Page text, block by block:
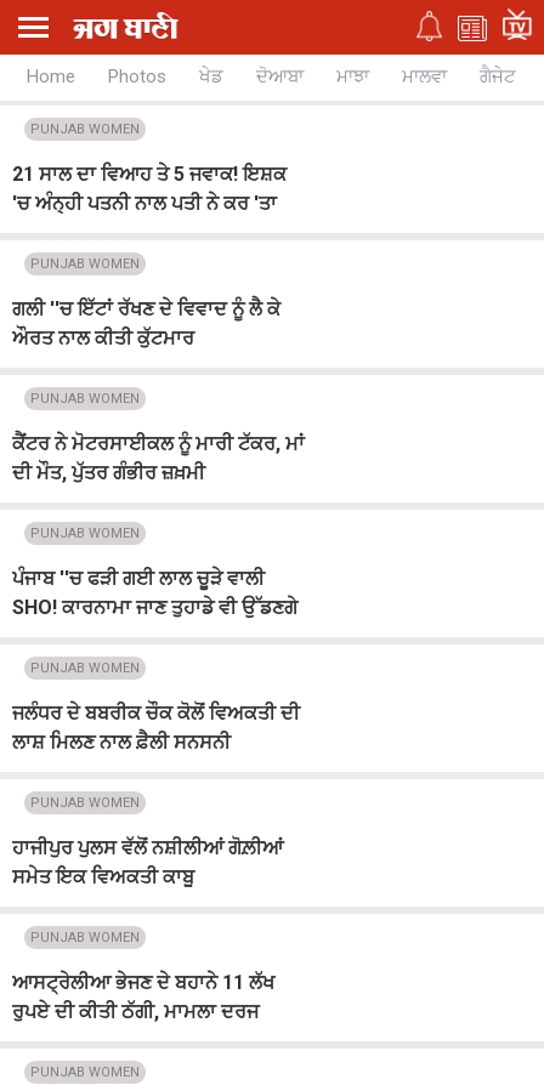
Home Photos ਖੇਡ ਦੋਆਬਾ ਮਾਝਾ ਮਾਲਵਾ ਗੈਜੇਟ
PUNJAB WOMEN
21 ਸਾਲ ਦਾ ਵਿਆਹ ਤੇ 5 ਜਵਾਕ! ਇਸ਼ਕ
'ਚ ਅੰਨ੍ਹੀ ਪਤਨੀ ਨਾਲ ਪਤੀ ਨੇ ਕਰ 'ਤਾ
PUNJAB WOMEN
ਗਲੀ ''ਚ ਇੱਟਾਂ ਰੱਖਣ ਦੇ ਵਿਵਾਦ ਨੂੰ ਲੈ ਕੇ
ਔਰਤ ਨਾਲ ਕੀਤੀ ਕੁੱਟਮਾਰ
PUNJAB WOMEN
ਕੈਂਟਰ ਨੇ ਮੋਟਰਸਾਈਕਲ ਨੂੰ ਮਾਰੀ ਟੱਕਰ, ਮਾਂ
ਦੀ ਮੌਤ, ਪੁੱਤਰ ਗੰਭੀਰ ਜ਼ਖ਼ਮੀ
PUNJAB WOMEN
ਪੰਜਾਬ ''ਚ ਫੜੀ ਗਈ ਲਾਲ ਚੂੜੇ ਵਾਲੀ
SHO! ਕਾਰਨਾਮਾ ਜਾਣ ਤੁਹਾਡੇ ਵੀ ਉੱਡਣਗੇ
PUNJAB WOMEN
ਜਲੰਧਰ ਦੇ ਬਬਰੀਕ ਚੌਕ ਕੋਲੋਂ ਵਿਅਕਤੀ ਦੀ
ਲਾਸ਼ ਮਿਲਣ ਨਾਲ ਫ਼ੈਲੀ ਸਨਸਨੀ
PUNJAB WOMEN
ਹਾਜੀਪੁਰ ਪੁਲਸ ਵੱਲੋਂ ਨਸ਼ੀਲੀਆਂ ਗੋਲ਼ੀਆਂ
ਸਮੇਤ ਇਕ ਵਿਅਕਤੀ ਕਾਬੂ
PUNJAB WOMEN
ਆਸਟ੍ਰੇਲੀਆ ਭੇਜਣ ਦੇ ਬਹਾਨੇ 11 ਲੱਖ
ਰੁਪਏ ਦੀ ਕੀਤੀ ਠੱਗੀ, ਮਾਮਲਾ ਦਰਜ
PUNJAB WOMEN